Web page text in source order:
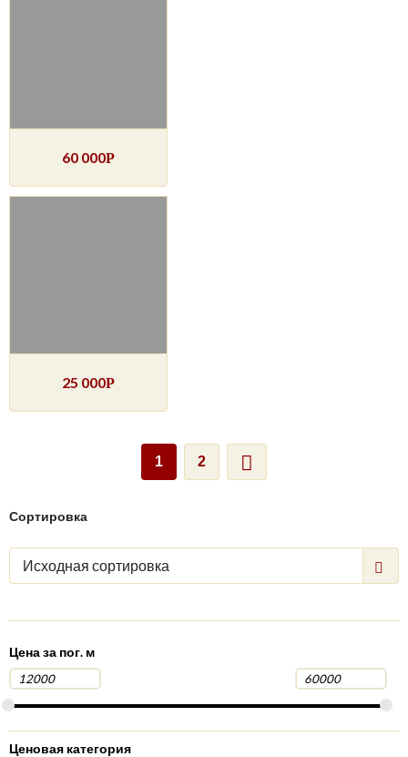
60 000Р
25 000Р
1 2
Сортировка
Исходная сортировка
Цена за пог. м
Ценовая категория